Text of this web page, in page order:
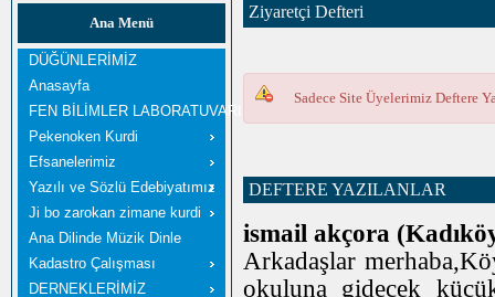
Ana Menü
DÜĞÜNLERİMİZ
Anasayfa
FEN BİLİMLER LABORATUVARI
Pekenoken Kurdi
Efsanelerimiz
Yazılı ve Sözlü Edebiyatımız
Ji bo zarokan zimane kurdi
Ana Dilinde Müzik Dinle
Kadastro Çalışması
DERNEKLERİMİZ
Ziyaretçi Defteri
Sadece Site Üyelerimiz Deftere
DEFTERE YAZILANLAR
ismail akçora
Arkadaşlar
okuluna gidecek